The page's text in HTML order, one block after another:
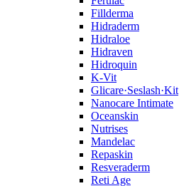
Fillderma
Hidraderm
Hidraloe
Hidraven
Hidroquin
K-Vit
Glicare·Seslash·Kit
Nanocare Intimate
Oceanskin
Nutrises
Mandelac
Repaskin
Resveraderm
Reti Age